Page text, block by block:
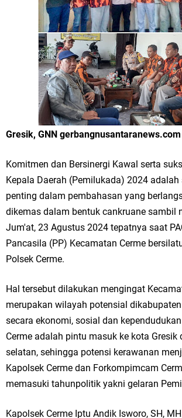
Tumpeng Nasi Krawu Pecahkan Rekor MURI,
Gresik ke Panggung Dunia
FOZ Jatim, BAZNAS, dan Kemenag Salurkan
Yatim Serentak di Berbagai Daerah di Jawa Timur
Bupati Gresik Gus Yani Resmikan Kantor Desa
JKNN
Ruwatan Malam Satu Suro di Dusun
yang Terus Istiqomah
Wakil Ketua DPRD Gresik Mujid Riduan
Selamat Tahun Baru Islam 1 Muharram 1448 H:
Gresik, GNN gerbangnusantaranews.com
Komitmen dan Bersinergi Kawal serta
Kepala Daerah (Pemilukada) 2024
penting dalam pembahasan yang
dikemas dalam bentuk cankruane sambil
Jum'at, 23 Agustus 2024 tepatnya saat
Pancasila (PP) Kecamatan Cerme
Polsek Cerme.
Hal tersebut dilakukan mengingat
merupakan wilayah potensial
secara ekonomi, sosial dan
Cerme adalah pintu masuk ke kota Gresik
selatan, sehingga potensi kerawanan
Kapolsek Cerme dan Forkompimcam
memasuki tahunpolitik yakni gelaran
Kapolsek Cerme Iptu Andik Isworo, SH,